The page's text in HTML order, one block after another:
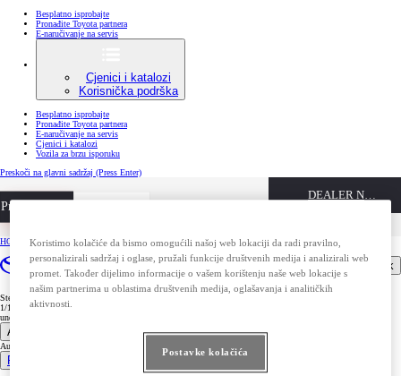
Besplatno isprobajte
Pronađite Toyota partnera
E-naručivanje na servis
Cjenici i katalozi
Korisnička podrška
Besplatno isprobajte
Pronađite Toyota partnera
E-naručivanje na servis
Cjenici i katalozi
Vozila za brzu isporuku
Preskoči na glavni sadržaj (Press Enter)
Privatni kupci
DEALER NAME
Otvori izbornik
HOME /CURRENT
Step
1/1
undefined
Automobili
Automobili
Pregled svih modela
Koristimo kolačiće da bismo omogućili našoj web lokaciji da radi pravilno,
personalizirali sadržaj i oglase, pružali funkcije društvenih medija i analizirali web
promet. Također dijelimo informacije o vašem korištenju naše web lokacije s
našim partnerima u oblastima društvenih medija, oglašavanja i analitičkih
aktivnosti.
Postavke kolačića